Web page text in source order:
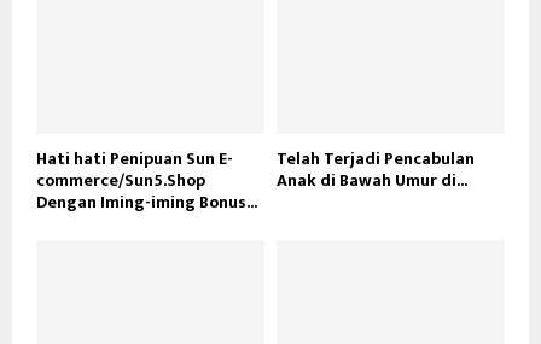
Hati hati Penipuan Sun E-
commerce/Sun5.Shop
Dengan Iming-iming Bonus...
Telah Terjadi Pencabulan
Anak di Bawah Umur di...